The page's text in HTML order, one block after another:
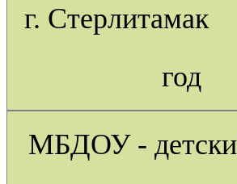
г.
год
МБДОУ -